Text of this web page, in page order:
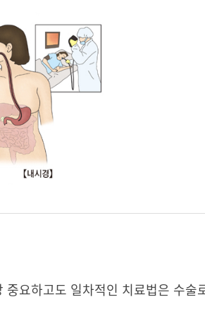
중요하고도 일차적인 치료법은 수술